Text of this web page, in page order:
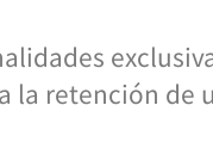
retención de